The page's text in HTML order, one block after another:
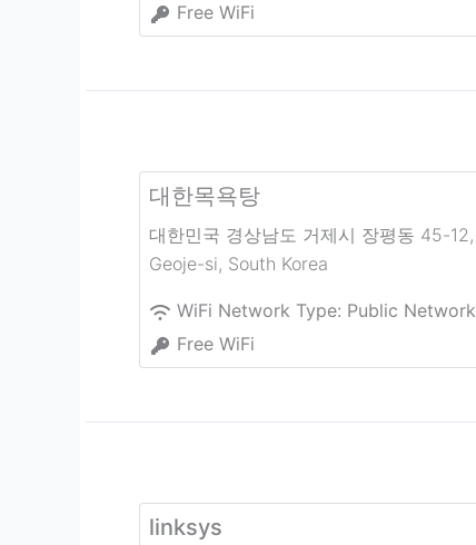
Free WiFi
대한목욕탕
대한민국 경상남도 거제시 장평동 45-12,
Geoje-si, South Korea
WiFi Network Type: Public Network
Free WiFi
linksys